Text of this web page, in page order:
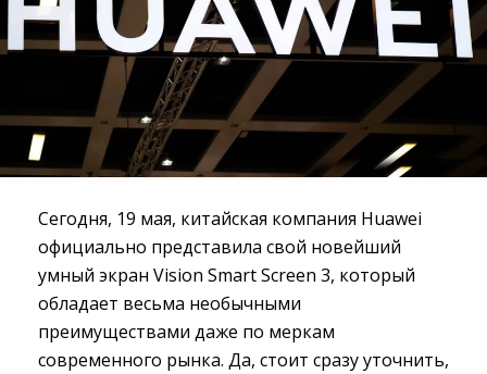
Сегодня, 19 мая, китайская компания Huawei
официально представила свой новейший
умный экран Vision Smart Screen 3, который
обладает весьма необычными
преимуществами даже по меркам
современного рынка. Да, стоит сразу уточнить,